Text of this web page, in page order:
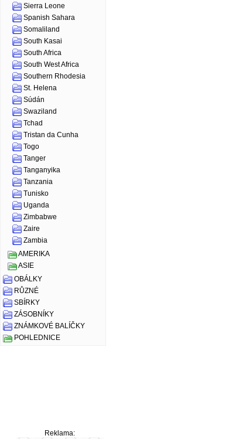
Sierra Leone
Spanish Sahara
Somaliland
South Kasai
South Africa
South West Africa
Southern Rhodesia
St. Helena
Súdán
Swaziland
Tchad
Tristan da Cunha
Togo
Tanger
Tanganyika
Tanzania
Tunisko
Uganda
Zimbabwe
Zaire
Zambia
AMERIKA
ASIE
OBÁLKY
RŮZNÉ
SBÍRKY
ZÁSOBNÍKY
ZNÁMKOVÉ BALÍČKY
POHLEDNICE
Reklama: